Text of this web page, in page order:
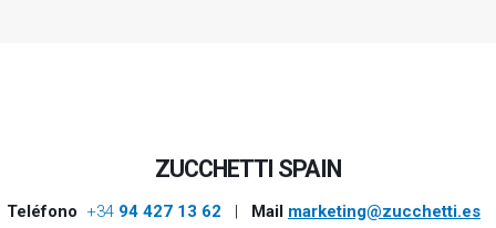
ZUCCHETTI SPAIN
Teléfono +34 94 427 13 62 | Mail marketing@zucchetti.es